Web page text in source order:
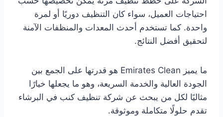
احتياجات العميل، سواء كان التنظيف دوريًا أو لمرة
واحدة. كما تستخدم أحدث المعدات والمنظفات الآمنة
لتحقيق أفضل النتائج.
ما يميز Emirates Clean هو قدرتها على الجمع بين
الجودة العالية والخدمة السريعة، وهو ما يجعلها خيارًا
مثاليًا لكل من يبحث عن شركة تنظيف كنب في البرشاء
تقدم حلولًا متكاملة وموثوقة.